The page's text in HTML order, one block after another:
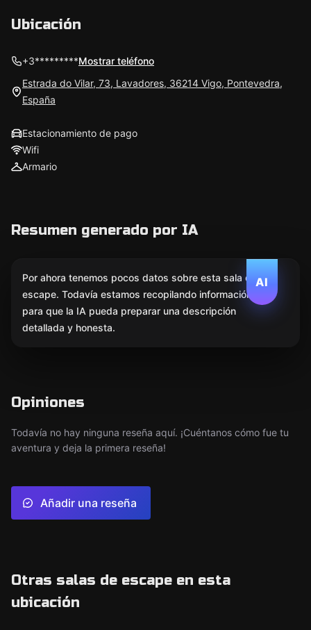
Ubicación
+3*********Mostrar teléfono
Estrada do Vilar, 73, Lavadores, 36214 Vigo, Pontevedra,
España
Estacionamiento de pago
Wifi
Armario
Resumen generado por IA
AI
Por ahora tenemos pocos datos sobre esta sala de
escape. Todavía estamos recopilando información
para que la IA pueda preparar una descripción
detallada y honesta.
Opiniones
Todavía no hay ninguna reseña aquí. ¡Cuéntanos cómo fue tu
aventura y deja la primera reseña!
Añadir una reseña
Otras salas de escape en esta
ubicación